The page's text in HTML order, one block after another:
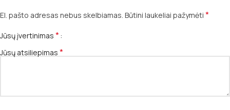
El. pašto adresas nebus skelbiamas. Būtini laukeliai pažymėti *
Jūsų įvertinimas *
Jūsų atsiliepimas *